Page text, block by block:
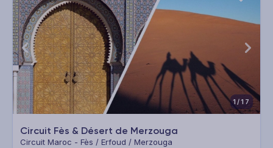
1/17
Circuit Fès & Désert de Merzouga
Circuit Maroc - Fès / Erfoud / Merzouga